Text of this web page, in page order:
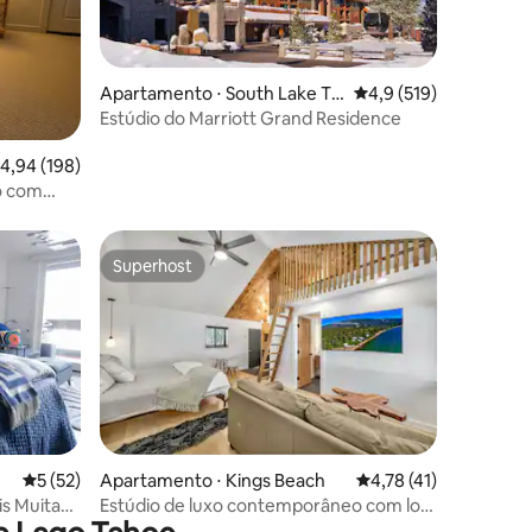
de uma avaliação média de 5, 198 avaliações
4,94 (198)
com
Apartamento ⋅ South Lake Ta
hoe
4,9 de uma avaliação
4,9 (519)
Estúdio do Marriott Grand Residence
hóspedes
5 de uma avaliação média de 5, 52 avaliações
5 (52)
Muitas
Superhost
Superhost
Apartamento ⋅ Kings Beach 4,78 de uma
4,78 (41)
Estúdio de luxo contemporâneo com loft
em Tah